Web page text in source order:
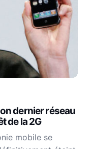
dernier réseau
de la 2G
mobile se